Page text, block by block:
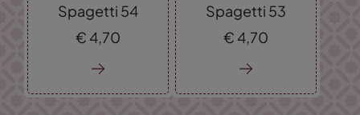
Spagetti 54
€ 4, 70
Spagetti 53
€ 4, 70